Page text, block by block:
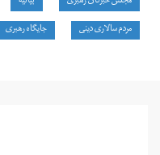
مردم‌سالاری دینی
جایگاه رهبری